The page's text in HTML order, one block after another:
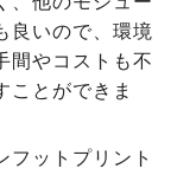
良いので、環境
間やコストも不
ことができま
フットプリント